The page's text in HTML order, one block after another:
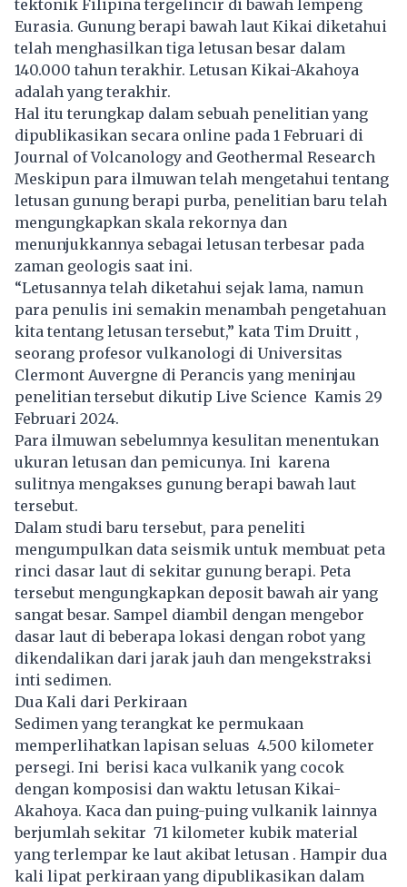
tektonik Filipina tergelincir di bawah lempeng
Eurasia. Gunung berapi bawah laut Kikai diketahui
telah menghasilkan tiga letusan besar dalam
140.000 tahun terakhir. Letusan Kikai-Akahoya
adalah yang terakhir.
Hal itu terungkap dalam sebuah penelitian yang
dipublikasikan secara online pada 1 Februari di
Journal of Volcanology and Geothermal Research
Meskipun para ilmuwan telah mengetahui tentang
letusan gunung berapi purba, penelitian baru telah
mengungkapkan skala rekornya dan
menunjukkannya sebagai letusan terbesar pada
zaman geologis saat ini.
“Letusannya telah diketahui sejak lama, namun
para penulis ini semakin menambah pengetahuan
kita tentang letusan tersebut,” kata Tim Druitt ,
seorang profesor vulkanologi di Universitas
Clermont Auvergne di Perancis yang meninjau
penelitian tersebut dikutip Live Science Kamis 29
Februari 2024.
Para ilmuwan sebelumnya kesulitan menentukan
ukuran letusan dan pemicunya. Ini karena
sulitnya mengakses gunung berapi bawah laut
tersebut.
Dalam studi baru tersebut, para peneliti
mengumpulkan data seismik untuk membuat peta
rinci dasar laut di sekitar gunung berapi. Peta
tersebut mengungkapkan deposit bawah air yang
sangat besar. Sampel diambil dengan mengebor
dasar laut di beberapa lokasi dengan robot yang
dikendalikan dari jarak jauh dan mengekstraksi
inti sedimen.
Dua Kali dari Perkiraan
Sedimen yang terangkat ke permukaan
memperlihatkan lapisan seluas 4.500 kilometer
persegi. Ini berisi kaca vulkanik yang cocok
dengan komposisi dan waktu letusan Kikai-
Akahoya. Kaca dan puing-puing vulkanik lainnya
berjumlah sekitar 71 kilometer kubik material
yang terlempar ke laut akibat letusan . Hampir dua
kali lipat perkiraan yang dipublikasikan dalam